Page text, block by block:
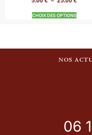
CHOIX DES OPTIONS
NOS
06